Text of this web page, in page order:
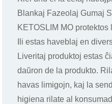
Blankaj Fazeolaj Gumaj
KETOSLIM MO
Ili estas haveblaj en
Liveritaj produktoj estas
daŭron de la produkto.
havas limigojn, kaj la
higiena rilate al